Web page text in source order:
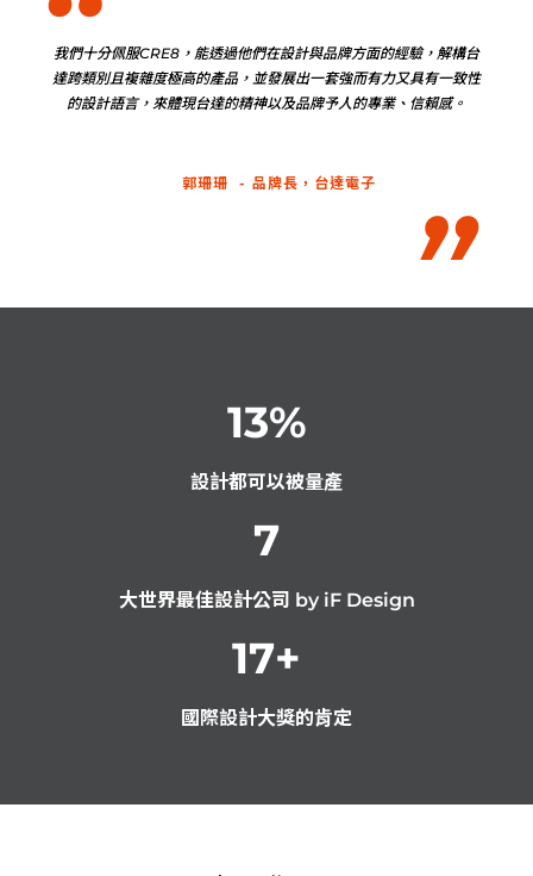
我們十分佩服CRE8，能透過他們在設計與品牌方面的經驗，解構台
達跨類別且複雜度極高的產品，並發展出一套強而有力又具有一致性
的設計語言，來體現台達的精神以及品牌予人的專業、信賴感。
郭珊珊 品牌長，台達電子
13%
設計都可以被量產
7
大世界最佳設計公司 by iF Design
17+
國際設計大獎的肯定